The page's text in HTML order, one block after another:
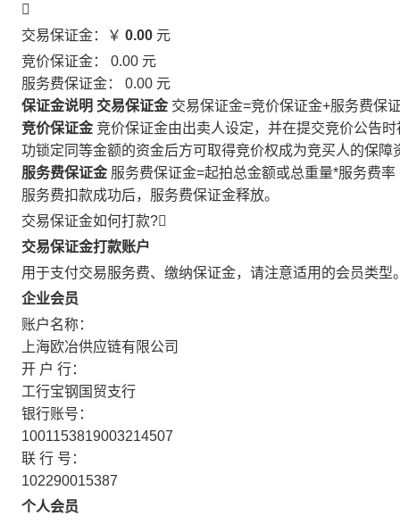

交易保证金：￥ 0.00 元
竞价保证金： 0.00 元
服务费保证金： 0.00 元
保证金说明 交易保证金 交易保证金=竞价保证金+服务费保
竞价保证金 竞价保证金由出卖人设定，并在提交竞价公告
功锁定同等金额的资金后方可取得竞价权成为竞买人的保障
服务费保证金 服务费保证金=起拍总金额或总重量*服务费率
服务费扣款成功后，服务费保证金释放。
交易保证金如何打款?
交易保证金打款账户
用于支付交易服务费、缴纳保证金，请注意适用的会员类型
企业会员
账户名称：
上海欧冶供应链有限公司
开 户 行：
工行宝钢国贸支行
银行账号：
1001153819003214507
联 行 号：
102290015387
个人会员